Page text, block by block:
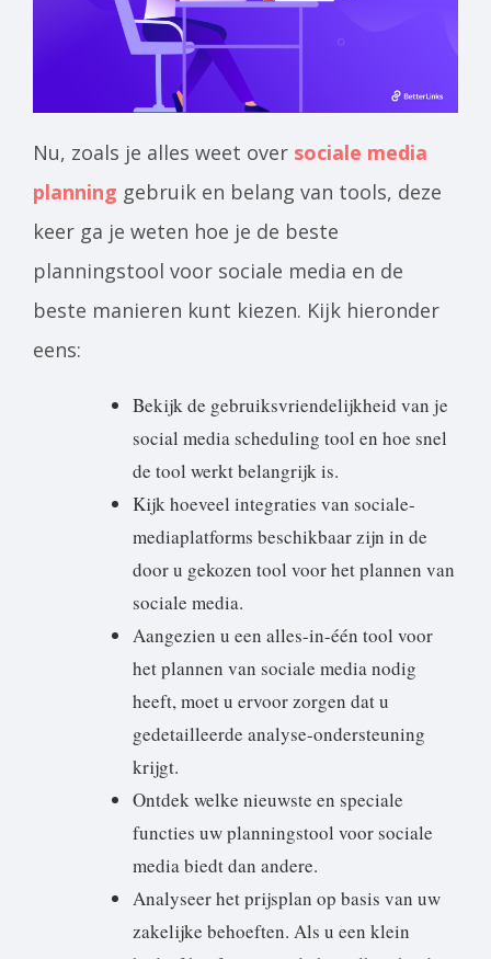
Nu, zoals je alles weet over sociale media
planning gebruik en belang van tools, deze
keer ga je weten hoe je de beste
planningstool voor sociale media en de
beste manieren kunt kiezen. Kijk hieronder
eens:
Bekijk de gebruiksvriendelijkheid van je
social media scheduling tool en hoe snel
de tool werkt belangrijk is.
Kijk hoeveel integraties van sociale-
mediaplatforms beschikbaar zijn in de
door u gekozen tool voor het plannen van
sociale media.
Aangezien u een alles-in-één tool voor
het plannen van sociale media nodig
heeft, moet u ervoor zorgen dat u
gedetailleerde analyse-ondersteuning
krijgt.
Ontdek welke nieuwste en speciale
functies uw planningstool voor sociale
media biedt dan andere.
Analyseer het prijsplan op basis van uw
zakelijke behoeften. Als u een klein